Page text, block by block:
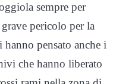
sempre per
pericolo per la
pensato anche i
che hanno liberato